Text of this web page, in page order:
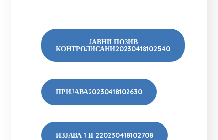
ЈАВНИ ПОЗИВ
КОНТРОЛИСАНИ20230418102540
ПРИЈАВА20230418102630
ИЗЈАВА 1 И 220230418102708